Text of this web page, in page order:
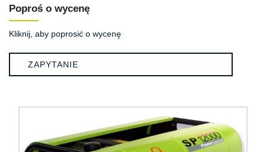
Poproś o wycenę
Kliknij, aby poprosić o wycenę
ZAPYTANIE